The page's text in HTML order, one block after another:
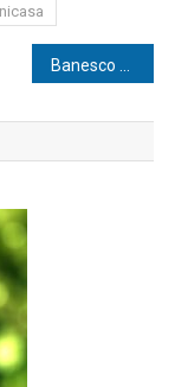
Banesco patrocinó dos publicaciones presentadas durante la edición 2013 de la Filuc